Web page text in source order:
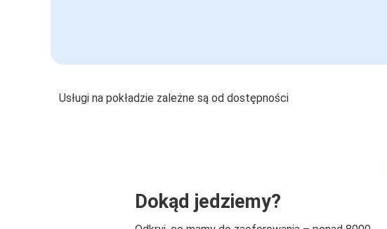
Usługi na pokładzie zależne są od dostępności
Dokąd jedziemy?